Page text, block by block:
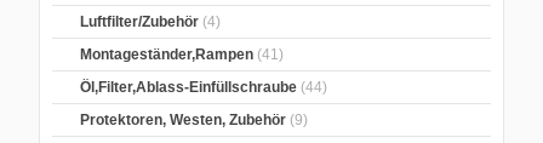
Luftfilter/Zubehör (4)
Montageständer,Rampen (41)
Öl,Filter,Ablass-Einfüllschraube (44)
Protektoren, Westen, Zubehör (9)